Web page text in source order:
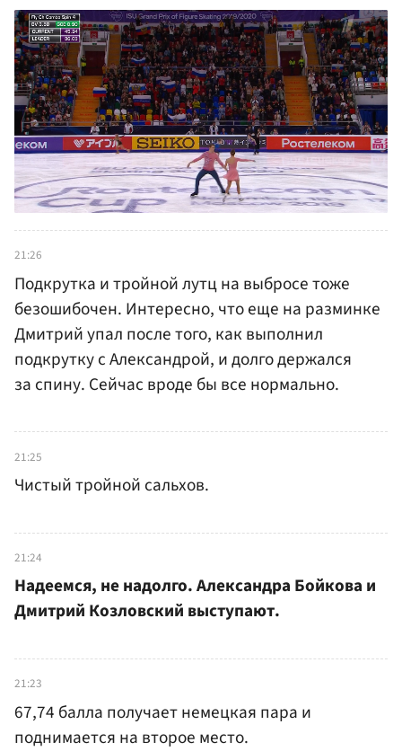
21:26
Подкрутка и тройной лутц на выбросе тоже
безошибочен. Интересно, что еще на разминке
Дмитрий упал после того, как выполнил
подкрутку с Александрой, и долго держался
за спину. Сейчас вроде бы все нормально.
21:25
Чистый тройной сальхов.
21:24
Надеемся, не надолго. Александра Бойкова и
Дмитрий Козловский выступают.
21:23
67,74 балла получает немецкая пара и
поднимается на второе место.